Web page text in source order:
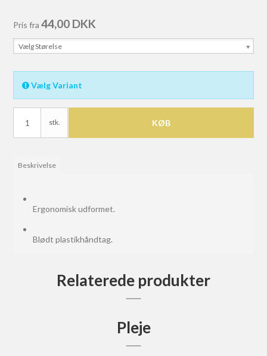
Pris fra 44,00 DKK
Vælg Størelse
Vælg Variant
stk. KØB
Beskrivelse
Ergonomisk udformet.
Blødt plastikhåndtag.
Relaterede produkter
Pleje